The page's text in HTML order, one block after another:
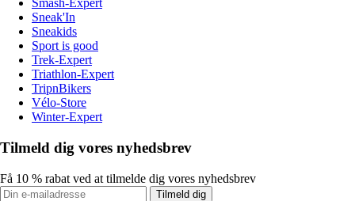
Smash-Expert
Sneak'In
Sneakids
Sport is good
Trek-Expert
Triathlon-Expert
TripnBikers
Vélo-Store
Winter-Expert
Tilmeld dig vores nyhedsbrev
Få 10 % rabat ved at tilmelde dig vores nyhedsbrev
Tilmeld dig